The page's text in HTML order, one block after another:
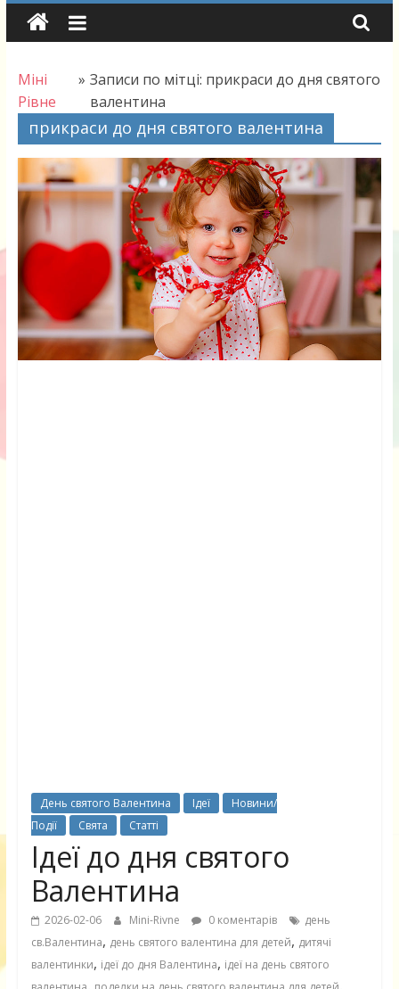
Skip
Міні
Рівне
» Записи по мітці: прикраси до дня святого
валентина
прикраси до дня святого валентина
День святого Валентина Ідеї
Новини/
Події
Свята Статті
Ідеї до дня святого
Валентина
2026-02-06 Mini-Rivne 0 коментарів
день
св.Валентина, день святого валентина для детей, дитячі
валентинки, ідеї до дня Валентина, ідеї на день святого